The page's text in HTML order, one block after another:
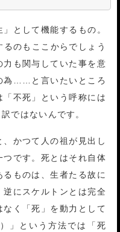
として機能するもの。
のもここからでしょう
も関与していた事を意
為……と言いたいところ
不死」という呼称には
ではないんです。
かつて人の祖が見出し
です。死とはそれ自体
ものは、生者たる故に
にスケルトンとは完全
く「死」を動力として
」という方法では「死